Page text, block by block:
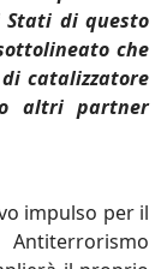
di questo
che
catalizzatore
altri partner
impulso per il